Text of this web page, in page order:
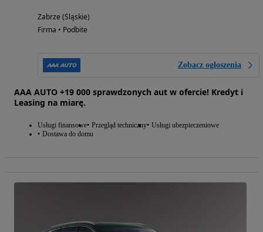
Zabrze (Śląskie)
Firma • Podbite
Zobacz ogłoszenia
AAA AUTO +19 000 sprawdzonych aut w ofercie! Kredyt i
Leasing na miarę.
Usługi finansowe Przegląd techniczny Usługi ubezpieczeniowe
Dostawa do domu